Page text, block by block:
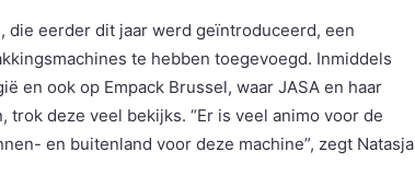
die eerder dit jaar werd geïntroduceerd, een
te hebben toegevoegd. Inmiddels
en ook op Empack Brussel, waar JASA en haar
deze veel bekijks. “Er is veel animo voor de
en buitenland voor deze machine”, zegt Natasja